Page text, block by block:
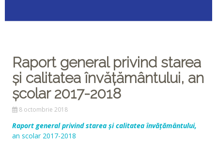
Raport general privind starea
și calitatea învățământului, an
școlar 2017-2018
8 octombrie 2018
Raport general privind starea și calitatea învățământului,
an scolar 2017-2018